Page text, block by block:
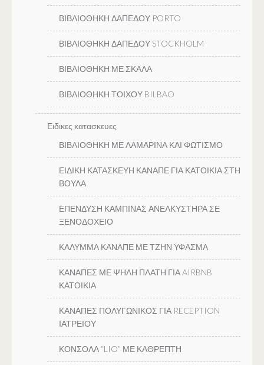
ΒΙΒΛΙΟΘΗΚΗ ΔΑΠΕΔΟΥ PORTO
ΒΙΒΛΙΟΘΗΚΗ ΔΑΠΕΔΟΥ STOCKHOLM
ΒΙΒΛΙΟΘΗΚΗ ΜΕ ΣΚΑΛΑ
ΒΙΒΛΙΟΘΗΚΗ ΤΟΙΧΟΥ BILBAO
Ειδικες κατασκευες
ΒΙΒΛΙΟΘΗΚΗ ΜΕ ΛΑΜΑΡΙΝΑ ΚΑΙ ΦΩΤΙΣΜΟ
ΕΙΔΙΚΗ ΚΑΤΑΣΚΕΥΗ ΚΑΝΑΠΕ ΓΙΑ ΚΑΤΟΙΚΙΑ ΣΤΗ
ΒΟΥΛΑ
ΕΠΕΝΔΥΣΗ ΚΑΜΠΙΝΑΣ ΑΝΕΛΚΥΣΤΗΡΑ ΣΕ
ΞΕΝΟΔΟΧΕΙΟ
ΚΑΛΥΜΜΑ ΚΑΝΑΠΕ ΜΕ ΤΖΗΝ ΥΦΑΣΜΑ
ΚΑΝΑΠΕΣ ΜΕ ΨΗΛΗ ΠΛΑΤΗ ΓΙΑ AIRBNB
ΚΑΤΟΙΚΙΑ
ΚΑΝΑΠΕΣ ΠΟΛΥΓΩΝΙΚΟΣ ΓΙΑ RECEPTION
ΙΑΤΡΕΙΟΥ
ΚΟΝΣΟΛΑ “LIO” ΜΕ ΚΑΘΡΕΠΤΗ